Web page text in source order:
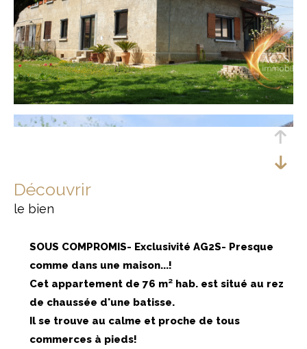
découvrir
le bien
SOUS COMPROMIS- Exclusivité AG2S- Presque
comme dans une maison...!
Cet appartement de 76 m² hab. est situé au rez
de chaussée d'une batisse.
Il se trouve au calme et proche de tous
commerces à pieds!